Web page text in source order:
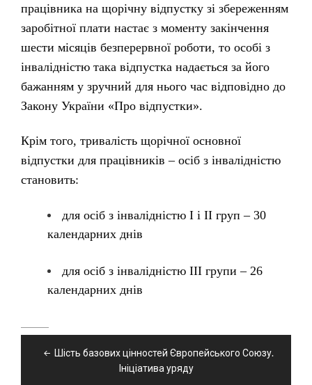
працівника на щорічну відпустку зі збереженням
заробітної плати настає з моменту закінчення
шести місяців безперервної роботи, то особі з
інвалідністю така відпустка надається за його
бажанням у зручний для нього час відповідно до
Закону України «Про відпустки».
Крім того, тривалість щорічної основної
відпустки для працівників – осіб з інвалідністю
становить:
для осіб з інвалідністю I і II груп – 30
календарних днів
для осіб з інвалідністю III групи – 26
календарних днів
Навігація
записівШість базових цінностей Європейського Союзу.
Ініціатива уряду